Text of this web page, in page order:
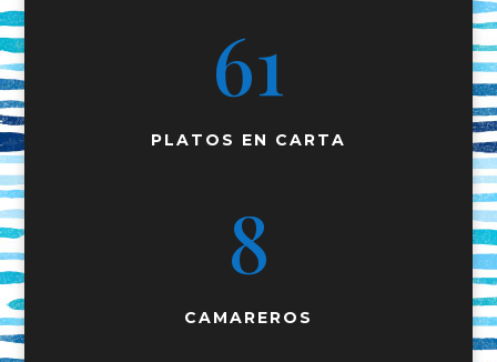
61
PLATOS EN CARTA
8
CAMAREROS